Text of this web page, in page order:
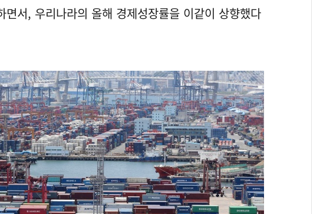
서, 우리나라의 올해 경제성장률을 이같이 상향했다